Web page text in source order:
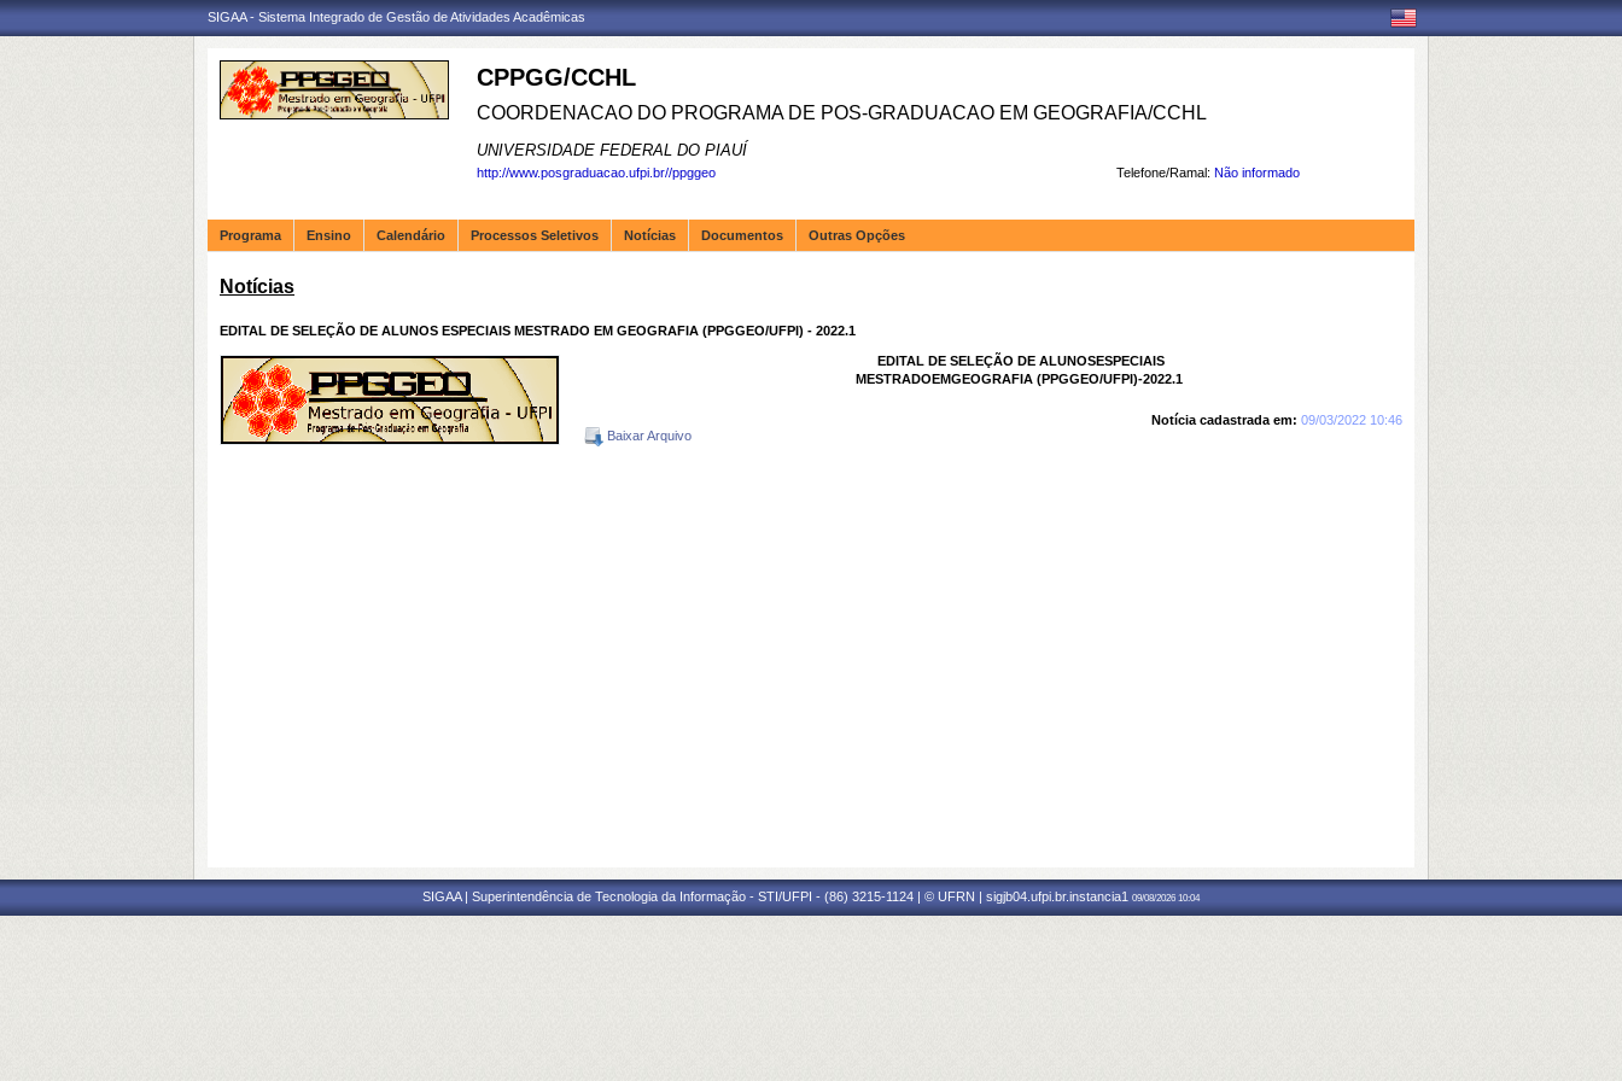
SIGAA - Sistema Integrado de Gestão de Atividades Acadêmicas
CPPGG/CCHL
COORDENACAO DO PROGRAMA DE POS-GRADUACAO EM GEOGRAFIA/CCHL
UNIVERSIDADE FEDERAL DO PIAUÍ
Telefone/Ramal: Não informado
http://www.posgraduacao.ufpi.br//ppggeo
Programa Ensino Calendário Processos Seletivos Notícias Documentos Outras Opções
Notícias
EDITAL DE SELEÇÃO DE ALUNOS ESPECIAIS MESTRADO EM GEOGRAFIA (PPGGEO/UFPI) - 2022.1
EDITAL DE SELEÇÃO DE ALUNOSESPECIAIS
MESTRADOEMGEOGRAFIA (PPGGEO/UFPI)-2022.1
Notícia cadastrada em: 09/03/2022 10:46
Baixar Arquivo
SIGAA | Superintendência de Tecnologia da Informação - STI/UFPI - (86) 3215-1124 | © UFRN | sigjb04.ufpi.br.instancia1 09/08/2026 10:04